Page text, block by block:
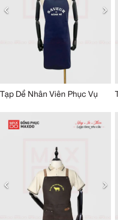
Tạp Dề Nhân Viên Phục Vụ